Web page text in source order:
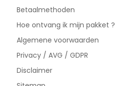
Betaalmethoden
Hoe ontvang ik mijn pakket ?
Algemene voorwaarden
Privacy / AVG / GDPR
Disclaimer